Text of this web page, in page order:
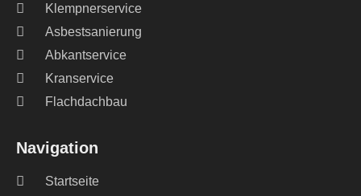
Navigation
Startseite
Klempnerservice
Asbestsanierung
Abkantservice
Kranservice
Flachdachbau